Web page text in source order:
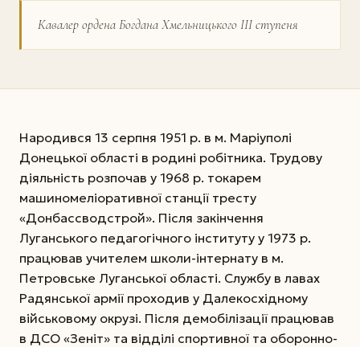
Кавалер ордена Богдана Хмельницького ІІІ ступеня
Народився 13 серпня 1951 р. в м. Маріуполі
Донецької області в родині робітника. Трудову
діяльність розпочав у 1968 р. токарем
машиномеліоративної станції тресту
«Донбассводстрой». Після закінчення
Луганського педагогічного інституту у 1973 р.
працював учителем школи-інтернату в м.
Петровське Луганської області. Службу в лавах
Радянської армії проходив у Далекосхідному
військовому окрузі. Після демобілізації працював
в ДСО «Зеніт» та відділі спортивної та оборонно-